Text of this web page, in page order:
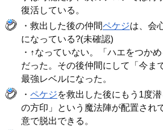
復活している。
・救出した後の仲間ペケジは、会
になっている?(未確認)
・↑なっていない。「ハエをつか
だった。その後仲間にして「今ま
最強レベルになった。
・ペケジを救出した後にもう1度
の方印」という魔法陣が配置され
意で脱出できる。